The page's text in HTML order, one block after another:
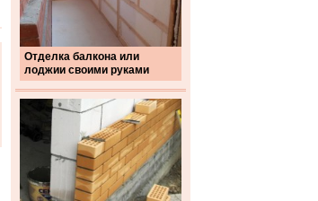
Отделка балкона или
лоджии своими руками